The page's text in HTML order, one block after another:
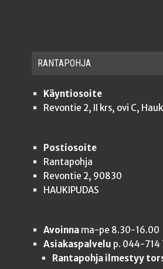
RAN­TA­POH­JA
Käyntiosoite
Revontie 2, II krs, ovi C,
Postiosoite
Rantapohja
Revontie 2, 90830
HAUKIPUDAS
Avoinnama-pe 8.30-16.00
Asiakaspalvelu p. 044-714
Rantapohja ilmestyy